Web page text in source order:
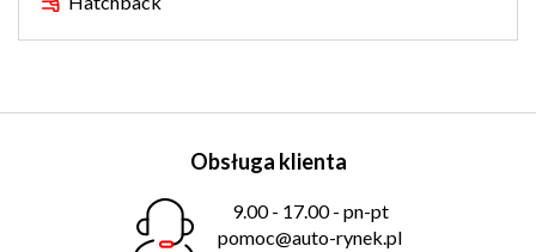
Obsługa klienta
9.00 - 17.00 - pn-pt
pomoc@auto-rynek.pl